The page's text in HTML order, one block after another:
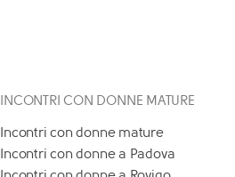
INCONTRI CON DONNE MATURE
Incontri con donne mature
Incontri con donne a Padova